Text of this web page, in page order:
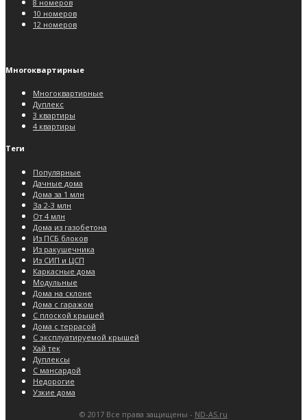
8 номеров
10 номеров
12 номеров
Многоквартирные
Многоквартирные
Дуплекс
3 квартиры
4 квартиры
Теги
Популярные
Дачные дома
Дома за 1 млн
За 2-3 млн
От 4 млн
Дома из газобетона
Из ПСБ блоков
Из ракушечника
Из СИП и ЦСП
Каркасные дома
Модульные
Дома на склоне
Дома с гаражом
С плоской крышей
Дома с террасой
С эксплуатируемой крышей
Хай тек
Дуплексы
С мансардой
Недорогие
Узкие дома
© 2017 Все права защищены - ND-AS.ru